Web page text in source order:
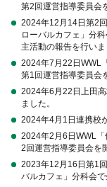
第2回運営指導委員会
2024年12月14日第2
ローバルカフェ」分
主活動の報告を行いま
2024年7月22日WWL
第1回運営指導委員会
2024年6月22日上田
ました。
2024年4月1日連携校
2024年2月6日WWL
2回運営指導委員会を
2023年12月16日第1
バルカフェ」分科会